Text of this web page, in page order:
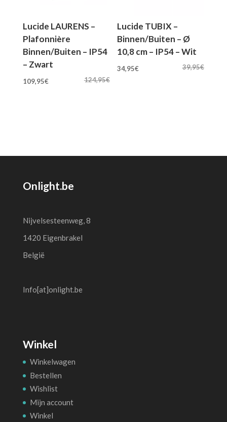
Lucide LAURENS –
Plafonnière
Binnen/Buiten – IP54
– Zwart
124,95€
Oorspronkelijke
109,95€Huidige
Lucide TUBIX –
Binnen/Buiten – Ø
10,8 cm – IP54 – Wit
39,95€
Oorspronkelijke
34,95€
Onlight.be
Nijvelsesteenweg, 8
1420 Eigenbrakel
België
Info[at]onlight.be
Winkel
Winkelwagen
Bestellen
Wishlist
Mijn account
Winkel